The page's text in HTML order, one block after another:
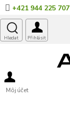
Prejsť
na
obsah
+421 944 225 707
Môj účet